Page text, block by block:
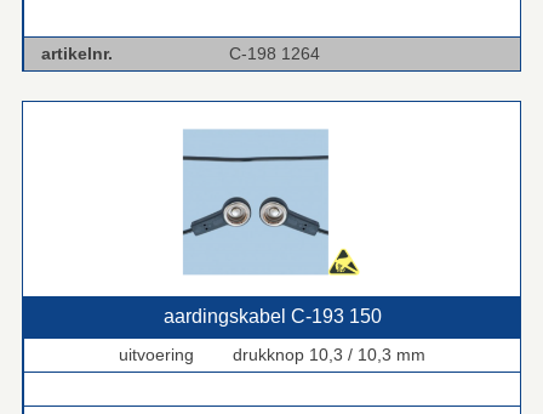
artikelnr. C-198 1264
aardingskabel C‑193 150
uitvoering drukknop 10,3 / 10,3 mm